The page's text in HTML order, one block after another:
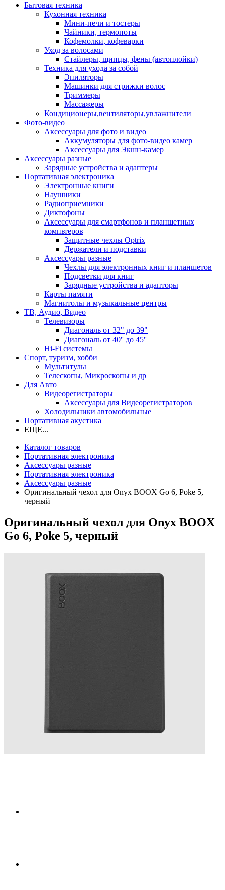
Бытовая техника
Кухонная техника
Мини-печи и тостеры
Чайники, термопоты
Кофемолки, кофеварки
Уход за волосами
Стайлеры, щипцы, фены (автоплойки)
Техника для ухода за собой
Эпиляторы
Машинки для стрижки волос
Триммеры
Массажеры
Кондиционеры,вентиляторы,увлажнители
Фото-видео
Аксессуары для фото и видео
Аккумуляторы для фото-видео камер
Аксессуары для Экшн-камер
Аксессуары разные
Зарядные устройства и адаптеры
Портативная электроника
Электронные книги
Наушники
Радиоприемники
Диктофоны
Аксессуары для смартфонов и планшетных
компьтеров
Защитные чехлы Optrix
Держатели и подставки
Аксессуары разные
Чехлы для электронных книг и планшетов
Подсветки для книг
Зарядные устройства и адапторы
Карты памяти
Магнитолы и музыкальные центры
ТВ, Аудио, Видео
Телевизоры
Диагональ от 32" до 39"
Диагональ от 40'' до 45''
Hi-Fi системы
Спорт, туризм, хобби
Мультитулы
Телескопы, Микроскопы и др
Для Авто
Видеорегистраторы
Аксессуары для Видеорегистраторов
Холодильники автомобильные
Портативная акустика
ЕЩЕ...
Каталог товаров
Портативная электроника
Аксессуары разные
Портативная электроника
Аксессуары разные
Оригинальный чехол для Onyx BOOX Go 6, Poke 5,
черный
Оригинальный чехол для Onyx BOOX
Go 6, Poke 5, черный